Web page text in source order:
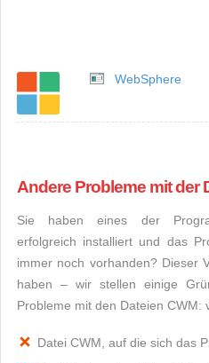
WebSphere
Andere Probleme mit der
Sie haben eines der
erfolgreich installiert und das
immer noch vorhanden? Dieser
haben – wir stellen einige
Probleme mit den Dateien CWM:
Datei CWM, auf die sich das